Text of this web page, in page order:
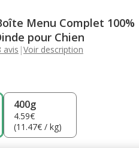
Menu Complet 100%
pour Chien
avis |Voir description
400g
4.59€
(11.47€ / kg)